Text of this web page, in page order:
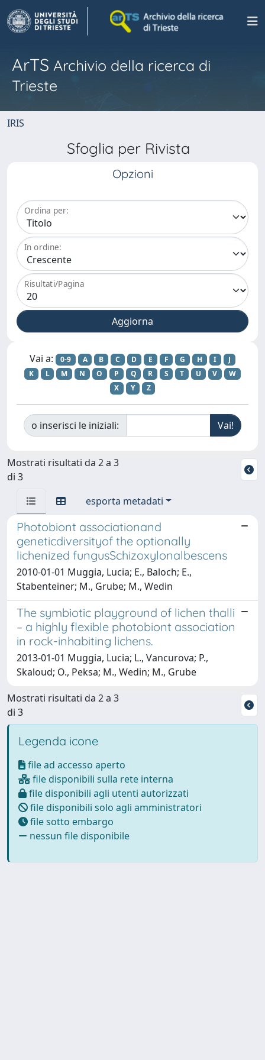
ArTS Archivio della ricerca di
Trieste
IRIS
Sfoglia per Rivista
Opzioni
Ordina per:
In ordine:
Risultati/Pagina
Vai a: 0-9 A B C D E F G H I
J
K
L M N O P Q R S T U V
W
X
Y Z
o inserisci le iniziali:
Mostrati risultati da 2 a 3
di 3
esporta metadati
Photobiont associationand
geneticdiversityof the optionally
lichenized fungusSchizoxylonalbescens
2010-01-01 Muggia, Lucia; E., Baloch; E.,
Stabenteiner; M., Grube; M., Wedin
The symbiotic playground of lichen thalli
– a highly flexible photobiont association
in rock-inhabiting lichens.
2013-01-01 Muggia, Lucia; L., Vancurova; P.,
Skaloud; O., Peksa; M., Wedin; M., Grube
Mostrati risultati da 2 a 3
di 3
Legenda icone
file ad accesso aperto
file disponibili sulla rete interna
file disponibili agli utenti autorizzati
file disponibili solo agli amministratori
file sotto embargo
nessun file disponibile